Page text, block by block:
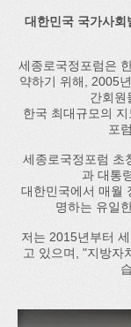
대한민국 국가사
세종로국정포럼은
약하기 위해, 2005
간회원
한국 최대규모의
포
세종로국정포럼 초
과 대통
대한민국에서 매월
명하는 유일
저는 2015년부터
고 있으며, "지방자